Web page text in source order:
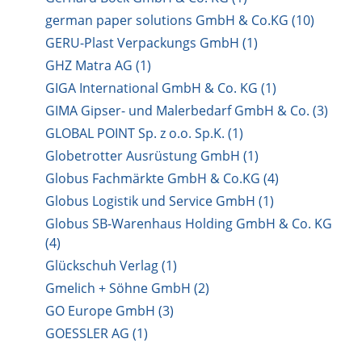
german paper solutions GmbH & Co.KG (10)
GERU-Plast Verpackungs GmbH (1)
GHZ Matra AG (1)
GIGA International GmbH & Co. KG (1)
GIMA Gipser- und Malerbedarf GmbH & Co. (3)
GLOBAL POINT Sp. z o.o. Sp.K. (1)
Globetrotter Ausrüstung GmbH (1)
Globus Fachmärkte GmbH & Co.KG (4)
Globus Logistik und Service GmbH (1)
Globus SB-Warenhaus Holding GmbH & Co. KG
(4)
Glückschuh Verlag (1)
Gmelich + Söhne GmbH (2)
GO Europe GmbH (3)
GOESSLER AG (1)